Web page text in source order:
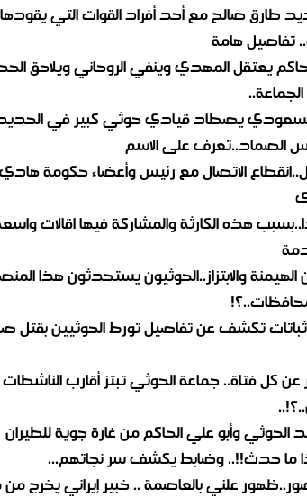
طارق صالح مع أحد أفراد القوات التي
تفاصيل هامة
يعتقل المهدي وينفي الروحاني ويلاحق
يصطاد قيادي حوثي كبير في
الصماد..تعرف على الاسم
الاتصال مع رئيس وأعضاء حكومة
هذه الكارثة والمشاركة فيها اقالات
الهيمنة والابتزاز..الحوثيون يستحدثون هذا
تكشف عن تفاصيل تورط الحوثيين بقتل
عن كل فتاة.. جماعة الحوثي تبتز أقارب الناشطات
الحوثي وأبو علي الحاكم من غارة جوية للطيران
ما حدث!!.. وضابط يكشف سر نجاتهم...
علني بالعاصمة .. خبير إيراني يخرج من